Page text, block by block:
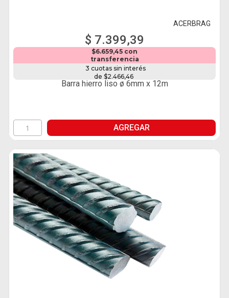
ACERBRAG
$ 7.399,39
$6.659,45 con
transferencia
3 cuotas sin interés
de $2.466,46
Barra hierro liso ø 6mm x 12m
AGREGAR